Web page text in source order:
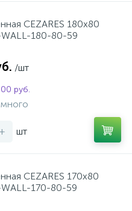
CEZARES 180x80
WALL-180-80-59
/шт
руб.
+ шт
CEZARES 170x80
WALL-170-80-59